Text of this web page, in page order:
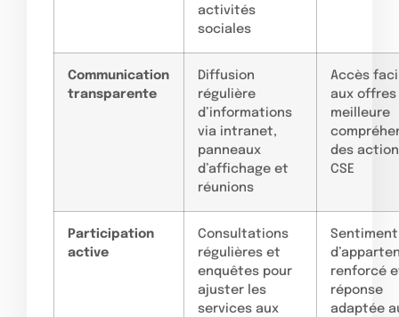
activités
sociales
Communication
transparente
Diffusion
régulière
d’informations
via intranet,
panneaux
d’affichage et
réunions
Accès
aux
meilleure
des
CSE
Participation
active
Consultations
régulières et
enquêtes pour
ajuster les
services aux
Sentiment
renforcé
réponse
adaptée